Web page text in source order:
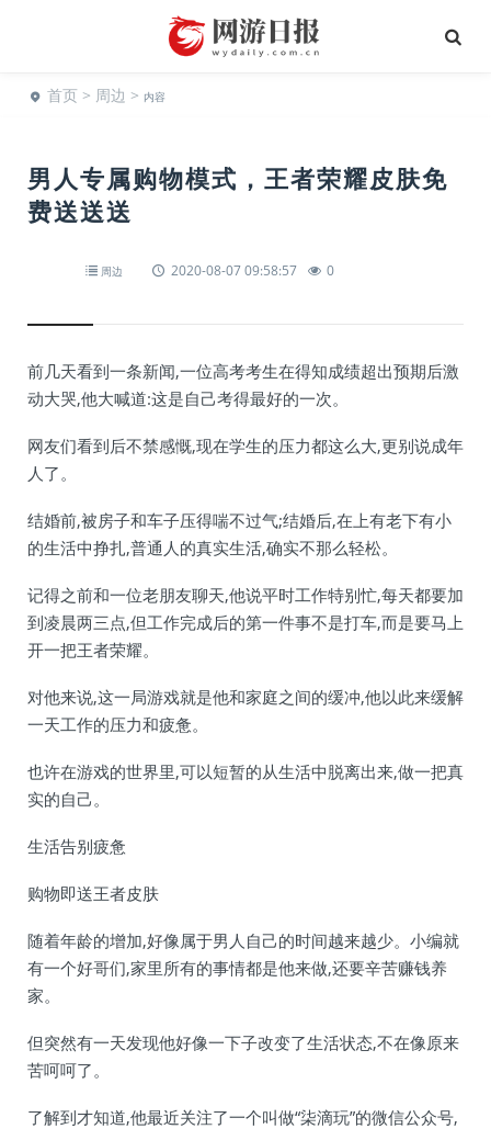
首页 > 周边 > 内容
男人专属购物模式，王者荣耀皮肤免
费送送送
周边 2020-08-07 09:58:57 0
前几天看到一条新闻,一位高考考生在得知成绩超出预期后激
动大哭,他大喊道:这是自己考得最好的一次。
网友们看到后不禁感慨,现在学生的压力都这么大,更别说成年
人了。
结婚前,被房子和车子压得喘不过气;结婚后,在上有老下有小
的生活中挣扎,普通人的真实生活,确实不那么轻松。
记得之前和一位老朋友聊天,他说平时工作特别忙,每天都要加
到凌晨两三点,但工作完成后的第一件事不是打车,而是要马上
开一把王者荣耀。
对他来说,这一局游戏就是他和家庭之间的缓冲,他以此来缓解
一天工作的压力和疲惫。
也许在游戏的世界里,可以短暂的从生活中脱离出来,做一把真
实的自己。
生活告别疲惫
购物即送王者皮肤
随着年龄的增加,好像属于男人自己的时间越来越少。小编就
有一个好哥们,家里所有的事情都是他来做,还要辛苦赚钱养
家。
但突然有一天发现他好像一下子改变了生活状态,不在像原来
苦呵呵了。
了解到才知道,他最近关注了一个叫做“柒滴玩”的微信公众号,